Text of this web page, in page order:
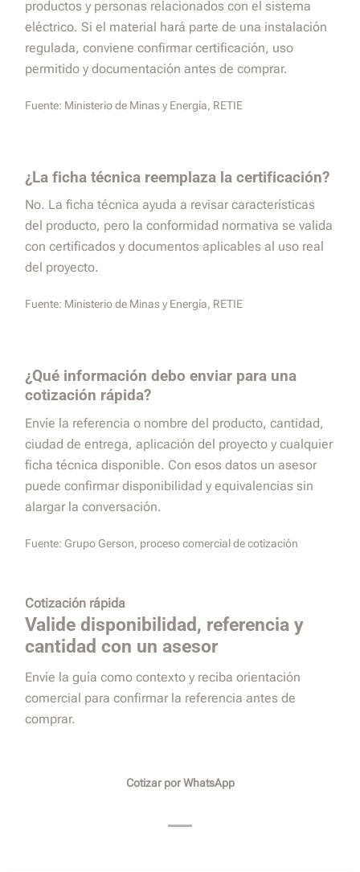
productos y personas relacionados con el sistema
eléctrico. Si el material hará parte de una instalación
regulada, conviene confirmar certificación, uso
permitido y documentación antes de comprar.
Fuente: Ministerio de Minas y Energía, RETIE
¿La ficha técnica reemplaza la certificación?
No. La ficha técnica ayuda a revisar características
del producto, pero la conformidad normativa se valida
con certificados y documentos aplicables al uso real
del proyecto.
Fuente: Ministerio de Minas y Energía, RETIE
¿Qué información debo enviar para una
cotización rápida?
Envíe la referencia o nombre del producto, cantidad,
ciudad de entrega, aplicación del proyecto y cualquier
ficha técnica disponible. Con esos datos un asesor
puede confirmar disponibilidad y equivalencias sin
alargar la conversación.
Fuente: Grupo Gerson, proceso comercial de cotización
Cotización rápida
Valide disponibilidad, referencia y
cantidad con un asesor
Envíe la guía como contexto y reciba orientación
comercial para confirmar la referencia antes de
comprar.
Cotizar por WhatsApp